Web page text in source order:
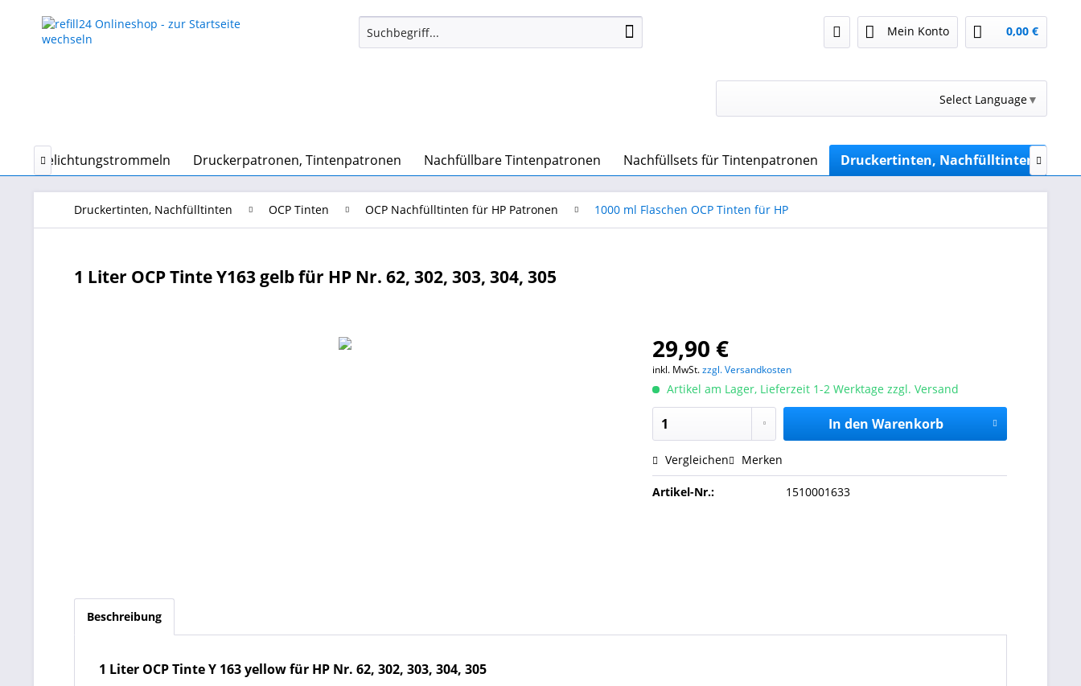
Mein Konto 0,00 €
Select Language▼
und Belichtungstrommeln Druckerpatronen, Tintenpatronen Nachfüllbare Tintenpatronen Nachfüllsets für Tintenpatronen Druckertinten, Nachfülltinten
 
Druckertinten, Nachfülltinten OCP Tinten OCP Nachfülltinten für HP Patronen 1000 ml Flaschen OCP Tinten für HP
1 Liter OCP Tinte Y163 gelb für HP Nr. 62, 302, 303, 304, 305
29,90 €
inkl. MwSt.zzgl. Versandkosten
Artikel am Lager, Lieferzeit 1-2 Werktage zzgl. Versand
In den Warenkorb
Vergleichen Merken
Artikel-Nr.: 1510001633
Beschreibung
1 Liter OCP Tinte Y 163 yellow für HP Nr. 62, 302, 303, 304, 305